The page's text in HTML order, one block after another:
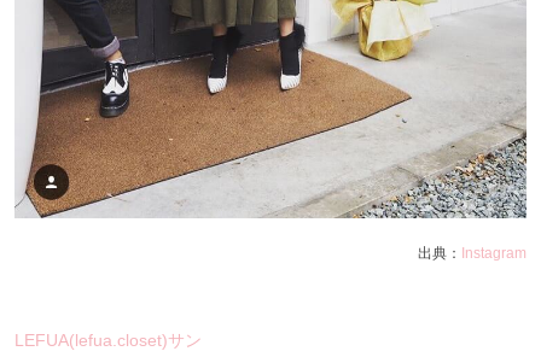
出典： Instagram
LEFUA(lefua.closet)サン